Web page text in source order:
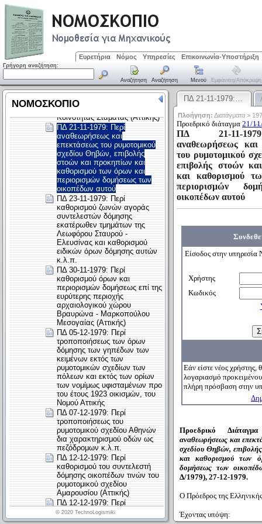
Ευρετήρια Νόμος Υπηρεσίες Επικοινωνία-Υποστήριξη
Γρήγορη αναζήτηση:
Αναζήτηση Αναζήτηση Μενού Εμφάνιση/απόκρυψη
ΠΔ 21-11-1979:…